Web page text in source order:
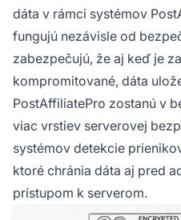
dáta v rámci systémov
fungujú nezávisle od
zabezpečujú, že aj keď je
kompromitované, dáta
PostAffiliatePro zostanú v
viac vrstiev serverovej
systémov detekcie
ktoré chránia dáta aj pred
prístupom k serverom.